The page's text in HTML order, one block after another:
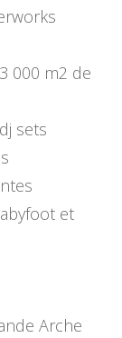
000 m2 de
sets
et
Arche